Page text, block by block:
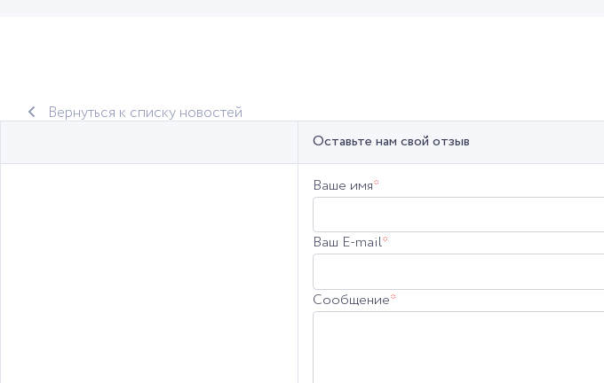
Вернуться к списку новостей
Оставьте нам свой отзыв
Ваше имя*
Ваш E-mail*
Сообщение*